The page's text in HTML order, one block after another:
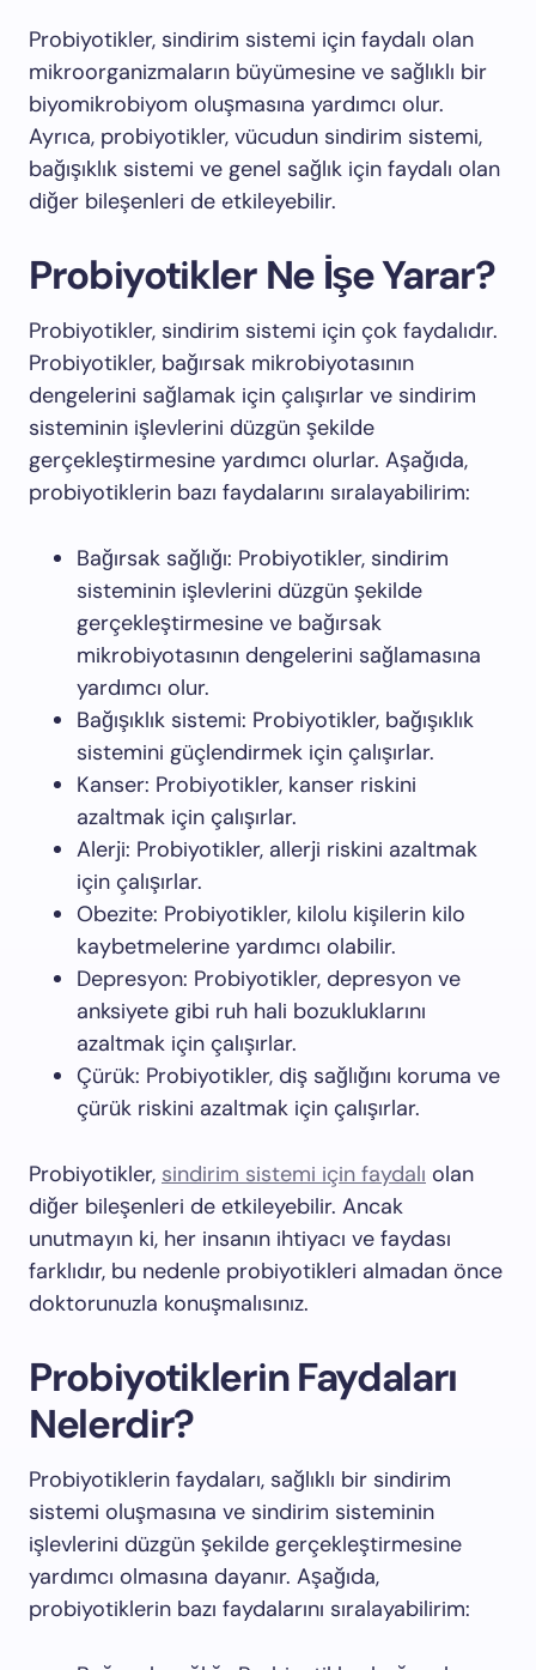
Probiyotikler, sindirim sistemi için faydalı olan
mikroorganizmaların büyümesine ve sağlıklı bir
biyomikrobiyom oluşmasına yardımcı olur.
Ayrıca, probiyotikler, vücudun sindirim sistemi,
bağışıklık sistemi ve genel sağlık için faydalı olan
diğer bileşenleri de etkileyebilir.
Probiyotikler Ne İşe Yarar?
Probiyotikler, sindirim sistemi için çok faydalıdır.
Probiyotikler, bağırsak mikrobiyotasının
dengelerini sağlamak için çalışırlar ve sindirim
sisteminin işlevlerini düzgün şekilde
gerçekleştirmesine yardımcı olurlar. Aşağıda,
probiyotiklerin bazı faydalarını sıralayabilirim:
Bağırsak sağlığı: Probiyotikler, sindirim
sisteminin işlevlerini düzgün şekilde
gerçekleştirmesine ve bağırsak
mikrobiyotasının dengelerini sağlamasına
yardımcı olur.
Bağışıklık sistemi: Probiyotikler, bağışıklık
sistemini güçlendirmek için çalışırlar.
Kanser: Probiyotikler, kanser riskini
azaltmak için çalışırlar.
Alerji: Probiyotikler, allerji riskini azaltmak
için çalışırlar.
Obezite: Probiyotikler, kilolu kişilerin kilo
kaybetmelerine yardımcı olabilir.
Depresyon: Probiyotikler, depresyon ve
anksiyete gibi ruh hali bozukluklarını
azaltmak için çalışırlar.
Çürük: Probiyotikler, diş sağlığını koruma ve
çürük riskini azaltmak için çalışırlar.
Probiyotikler, sindirim sistemi için faydalı olan
diğer bileşenleri de etkileyebilir. Ancak
unutmayın ki, her insanın ihtiyacı ve faydası
farklıdır, bu nedenle probiyotikleri almadan önce
doktorunuzla konuşmalısınız.
Probiyotiklerin Faydaları
Nelerdir?
Probiyotiklerin faydaları, sağlıklı bir sindirim
sistemi oluşmasına ve sindirim sisteminin
işlevlerini düzgün şekilde gerçekleştirmesine
yardımcı olmasına dayanır. Aşağıda,
probiyotiklerin bazı faydalarını sıralayabilirim: